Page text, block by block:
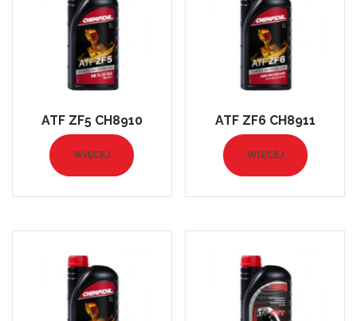
ATF ZF5 CH8910
WIĘCEJ
ATF ZF6 CH8911
WIĘCEJ